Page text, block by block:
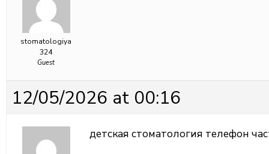
stomatologiya
324
Guest
12/05/2026 at 00:16
детская стоматология телефон